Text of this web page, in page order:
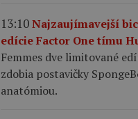
13:10Najzaujímavejší
edície Factor One tímu
Femmes dve limitované
zdobia postavičky
anatómiou.